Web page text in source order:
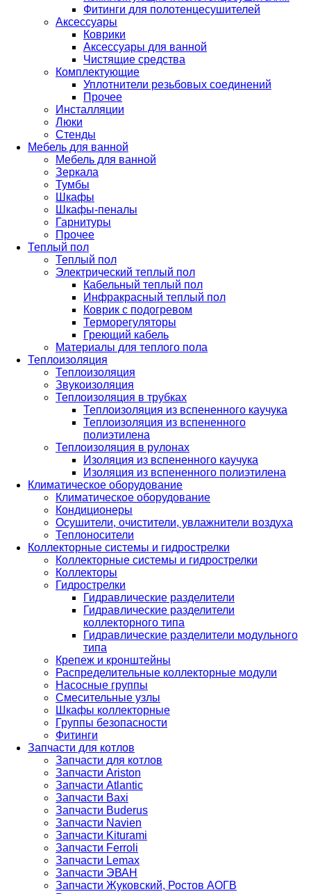
Фитинги для полотенцесушителей
Аксессуары
Коврики
Аксессуары для ванной
Чистящие средства
Комплектующие
Уплотнители резьбовых соединений
Прочее
Инсталляции
Люки
Стенды
Мебель для ванной
Мебель для ванной
Зеркала
Тумбы
Шкафы
Шкафы-пеналы
Гарнитуры
Прочее
Теплый пол
Теплый пол
Электрический теплый пол
Кабельный теплый пол
Инфракрасный теплый пол
Коврик с подогревом
Терморегуляторы
Греющий кабель
Материалы для теплого пола
Теплоизоляция
Теплоизоляция
Звукоизоляция
Теплоизоляция в трубках
Теплоизоляция из вспененного каучука
Теплоизоляция из вспененного
полиэтилена
Теплоизоляция в рулонах
Изоляция из вспененного каучука
Изоляция из вспененного полиэтилена
Климатическое оборудование
Климатическое оборудование
Кондиционеры
Осушители, очистители, увлажнители воздуха
Теплоносители
Коллекторные системы и гидрострелки
Коллекторные системы и гидрострелки
Коллекторы
Гидрострелки
Гидравлические разделители
Гидравлические разделители
коллекторного типа
Гидравлические разделители модульного
типа
Крепеж и кронштейны
Распределительные коллекторные модули
Насосные группы
Смесительные узлы
Шкафы коллекторные
Группы безопасности
Фитинги
Запчасти для котлов
Запчасти для котлов
Запчасти Ariston
Запчасти Atlantic
Запчасти Baxi
Запчасти Buderus
Запчасти Navien
Запчасти Kiturami
Запчасти Ferroli
Запчасти Lemax
Запчасти ЭВАН
Запчасти Жуковский, Ростов АОГВ